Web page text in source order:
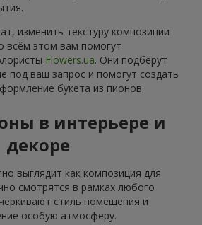
изменить текстуру композиции
всём этом вам помогут
Flowers.ua. Они подберут
под ваш запрос и помогут создать
букета из пионов.
в интерьере и
декоре
выглядит как композиция для
смотрятся в рамках любого
стиль помещения и
особую атмосферу.